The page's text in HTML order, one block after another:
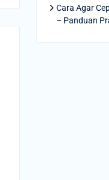
Cara Agar
– Panduan